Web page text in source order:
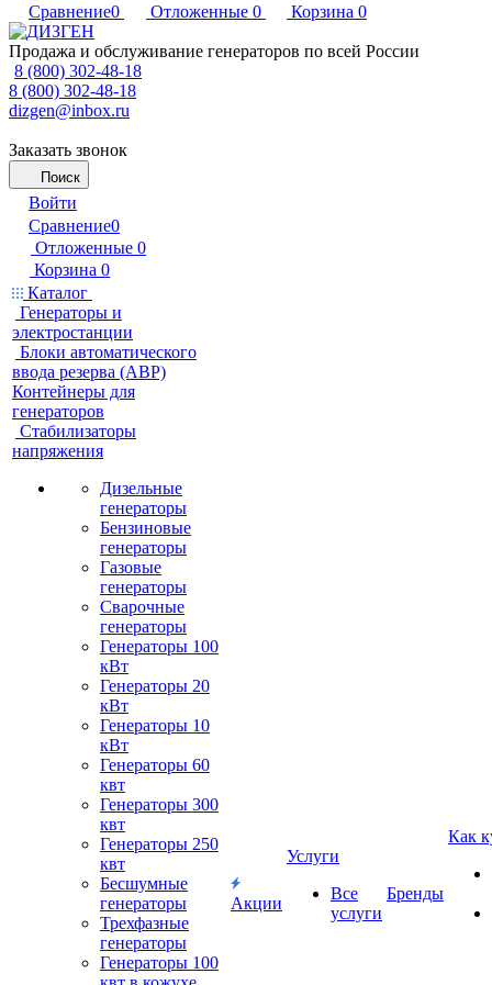
Сравнение0 Отложенные 0 Корзина 0
Продажа и обслуживание генераторов по всей России
8 (800) 302-48-18
8 (800) 302-48-18
dizgen@inbox.ru
Заказать звонок
Поиск
Войти
Сравнение0
Отложенные 0
Корзина 0
Каталог
Генераторы и
электростанции
Блоки автоматического
ввода резерва (АВР)
Контейнеры для
генераторов
Стабилизаторы
напряжения
Дизельные
генераторы
Бензиновые
генераторы
Газовые
генераторы
Сварочные
генераторы
Генераторы 100
кВт
Генераторы 20
кВт
Генераторы 10
кВт
Генераторы 60
квт
Генераторы 300
квт
Генераторы 250
квт
Бесшумные
генераторы
Трехфазные
генераторы
Генераторы 100
Акции
Услуги
Все
услуги
Бренды
Как